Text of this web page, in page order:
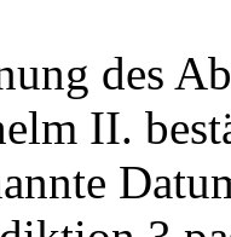
des
II.